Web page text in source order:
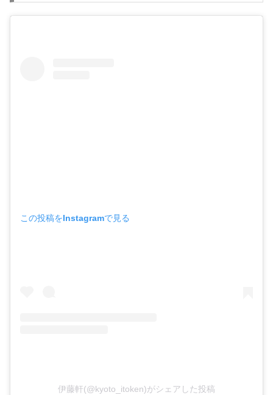
この投稿をInstagramで見る
伊藤軒(@kyoto_itoken)がシェアした投稿